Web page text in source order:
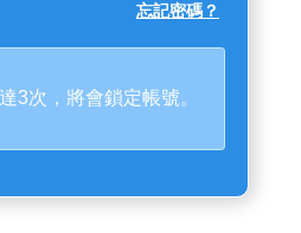
忘記密碼？
3次，將會鎖定帳號。